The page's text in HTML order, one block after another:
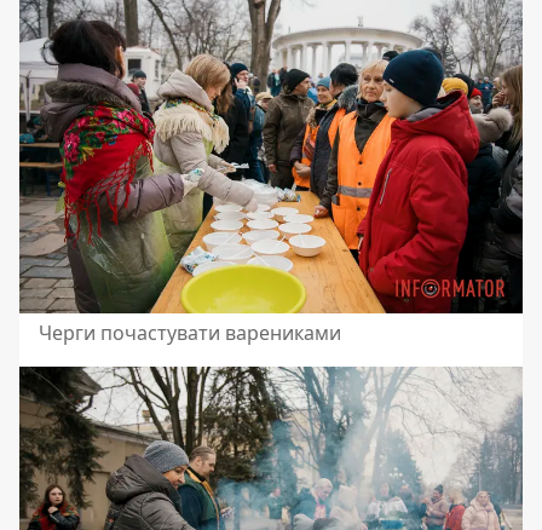
Черги почастувати варениками